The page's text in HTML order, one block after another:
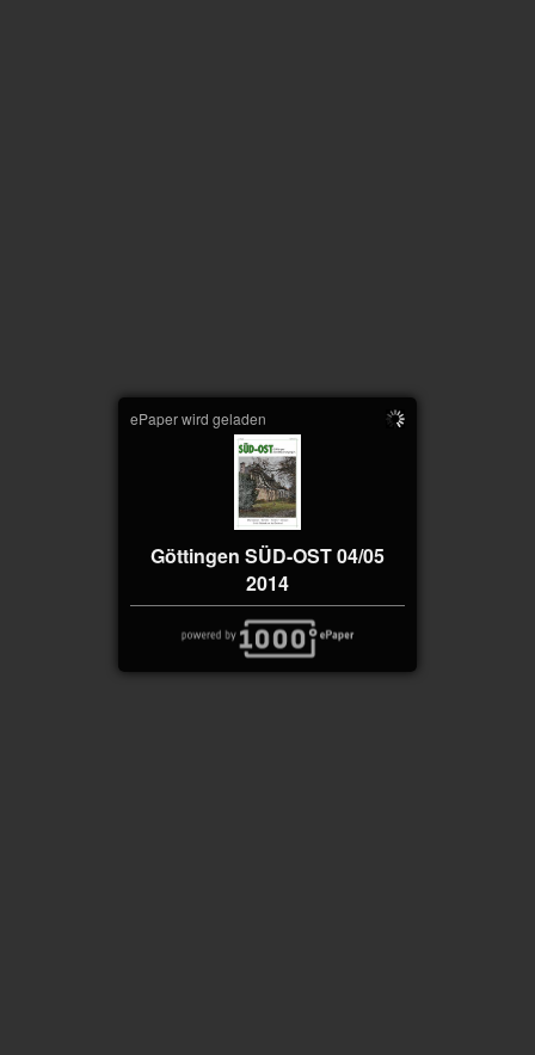
ePaper wird geladen
Göttingen SÜD-OST 04/05
2014